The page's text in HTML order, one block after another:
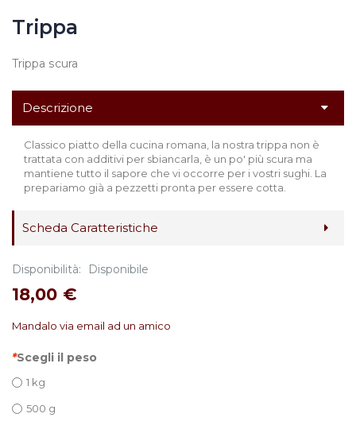
Trippa
Trippa scura
Descrizione
Classico piatto della cucina romana, la nostra trippa non è
trattata con additivi per sbiancarla, è un po' più scura ma
mantiene tutto il sapore che vi occorre per i vostri sughi. La
prepariamo già a pezzetti pronta per essere cotta.
Scheda Caratteristiche
Disponibilità: Disponibile
18,00 €
Mandalo via email ad un amico
*Scegli il peso
1 kg
500 g